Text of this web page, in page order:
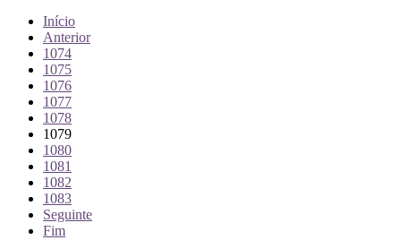
Início
Anterior
1074
1075
1076
1077
1078
1079
1080
1081
1082
1083
Seguinte
Fim